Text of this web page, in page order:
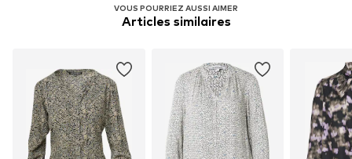
VOUS POURRIEZ AUSSI AIMER
Articles similaires